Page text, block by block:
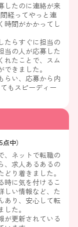
したのに連絡が来
経ってやっと連
時間がかかってし
たらすぐに担当の
当の人が応募した
れたことで、スム
きました。
らい、応募から内
もスピーディー
中）
、ネットで転職の
、求人あるあるの
り着きました。
時に気を付けるこ
しい情報など、た
あり、安心して転
た。
が更新されている